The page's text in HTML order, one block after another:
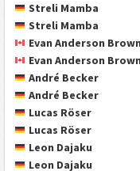
Streli Mamba
Streli Mamba
Evan Anderson Brown
Evan Anderson Brown
André Becker
André Becker
Lucas Röser
Lucas Röser
Leon Dajaku
Leon Dajaku